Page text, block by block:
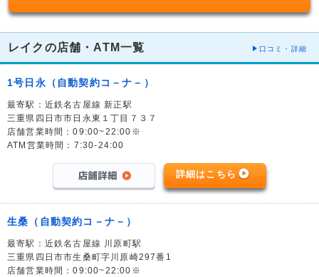
レイクの店舗・ATM一覧 口コミ・詳細
1号日永（自動契約コ－ナ－）
最寄駅：近鉄名古屋線 新正駅
三重県四日市市日永東１丁目７３７
店舗営業時間：09:00~22:00※
ATM営業時間：7:30-24:00
詳細はこちら
生桑（自動契約コ－ナ－）
最寄駅：近鉄名古屋線 川原町駅
三重県四日市市生桑町字川原崎297番1
店舗営業時間：09:00~22:00※